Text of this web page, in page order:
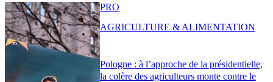
Pologne : à l’approche de la présidentielle,
la colère des agriculteurs monte contre le
PRO
AGRICULTURE & ALIMENTATION